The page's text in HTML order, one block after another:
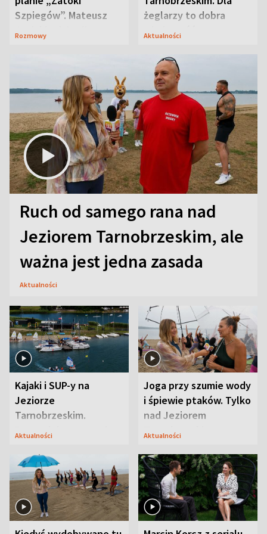
Szpiegów”. Mateusz
Janicki odsłonił
Rozmowy
żeglarzy to dobra
wiadomość
Aktualności
Ruch od samego rana nad
Jeziorem Tarnobrzeskim, ale
ważna jest jedna zasada
Aktualności
Kajaki i SUP-y na
Jeziorze
Tarnobrzeskim.
Przyrodnicy zwracają
Aktualności
Joga przy szumie wody
i śpiewie ptaków. Tylko
nad Jeziorem
Tarnobrzeskim
Aktualności